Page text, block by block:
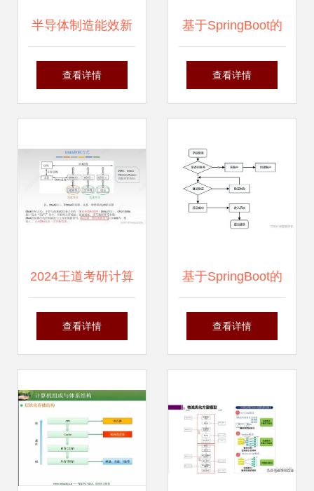
半导体制造能效新
纪元 Acrelems半导
系统
查看详情
基于SpringBoot的
疫情管理系统设计
查看详情
2024王道考研计算
机组成原理精讲 输
机系统服务
查看详情
基于SpringBoot的
销售评价系统设计
机系统服务为例
查看详情